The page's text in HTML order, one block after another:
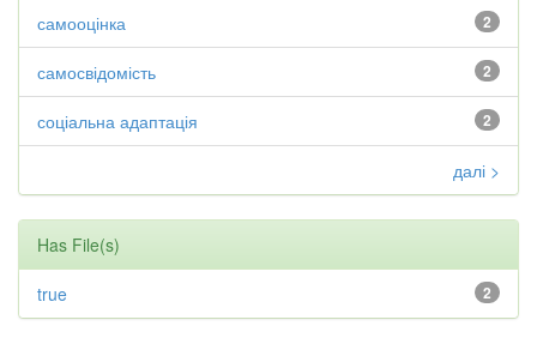
2
самооцінка
2
самосвідомість
2
соціальна адаптація
далі >
Has File(s)
2
true